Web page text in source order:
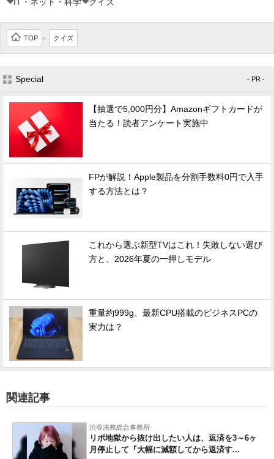
IT・ネット・科学 クイズ
TOP > クイズ
Special - PR -
【抽選で5,000円分】Amazonギフトカードが
当たる！読者アンケート実施中
FPが解説！Apple製品を分割手数料0円で入手
する方法とは？
これから選ぶ新型TVはこれ！失敗しない選び
方と、2026年夏の一押しモデル
重量約999g、最新CPU搭載のビジネスPCの
実力は？
関連記事
渋谷法務総合事務所
リボ地獄から抜け出したい人は、返済を3～6ヶ
月停止して『大幅に減額してから返済す...